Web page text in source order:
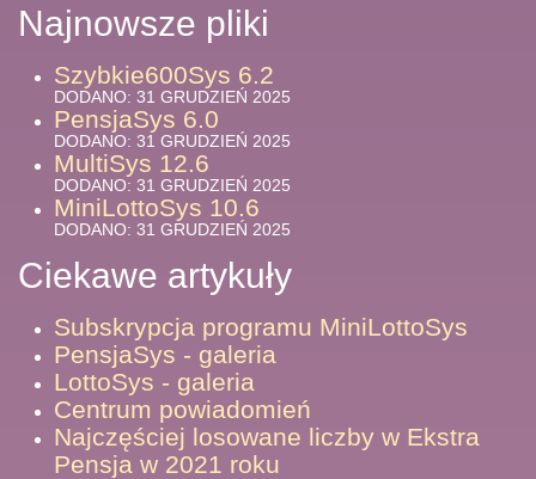
Najnowsze pliki
Szybkie600Sys 6.2
DODANO: 31 GRUDZIEŃ 2025
PensjaSys 6.0
DODANO: 31 GRUDZIEŃ 2025
MultiSys 12.6
DODANO: 31 GRUDZIEŃ 2025
MiniLottoSys 10.6
DODANO: 31 GRUDZIEŃ 2025
Ciekawe artykuły
Subskrypcja programu MiniLottoSys
PensjaSys - galeria
LottoSys - galeria
Centrum powiadomień
Najczęściej losowane liczby w Ekstra
Pensja w 2021 roku